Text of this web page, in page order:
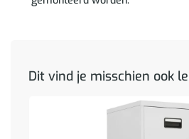
Dit vind je misschien ook